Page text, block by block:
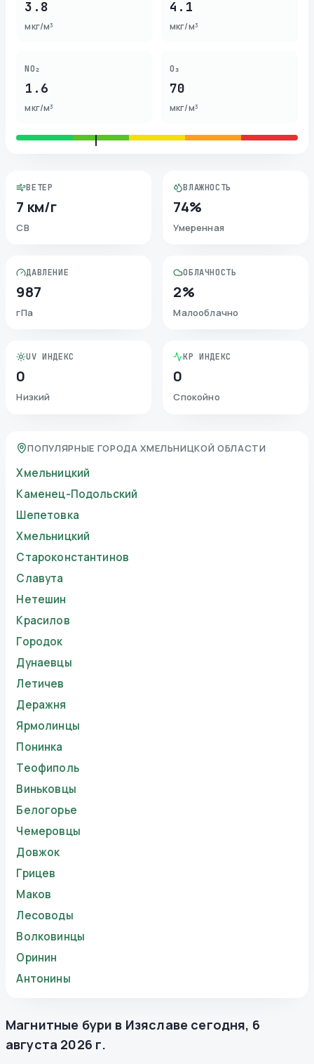
3.8
мкг/м³
4.1
мкг/м³
NO₂
1.6
мкг/м³
O₃
70
мкг/м³
ВЕТЕР
7 км/г
СВ
ВЛАЖНОСТЬ
74%
Умеренная
ДАВЛЕНИЕ
987
гПа
ОБЛАЧНОСТЬ
2%
Малооблачно
UV ИНДЕКС
0
Низкий
KP ИНДЕКС
0
Спокойно
ПОПУЛЯРНЫЕ ГОРОДА ХМЕЛЬНИЦКОЙ ОБЛАСТИ
Хмельницкий
Каменец-Подольский
Шепетовка
Хмельницкий
Староконстантинов
Славута
Нетешин
Красилов
Городок
Дунаевцы
Летичев
Деражня
Ярмолинцы
Понинка
Теофиполь
Виньковцы
Белогорье
Чемеровцы
Довжок
Грицев
Маков
Лесоводы
Волковинцы
Оринин
Антонины
Магнитные бури в Изяславе сегодня, 6
августа 2026 г.